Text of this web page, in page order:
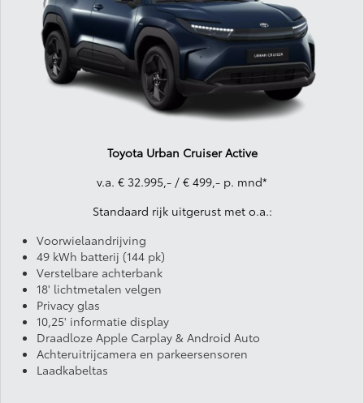
Toyota Urban Cruiser Active
v.a. € 32.995,- / € 499,- p. mnd*
Standaard rijk uitgerust met o.a.:
Voorwielaandrijving
49 kWh batterij (144 pk)
Verstelbare achterbank
18' lichtmetalen velgen
Privacy glas
10,25' informatie display
Draadloze Apple Carplay & Android Auto
Achteruitrijcamera en parkeersensoren
Laadkabeltas